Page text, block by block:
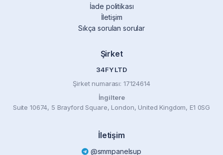
İade politikası
İletişim
Sıkça sorulan sorular
Şirket
34FY LTD
Şirket numarası: 17124614
İngiltere
Suite 10674, 5 Brayford Square, London, United Kingdom, E1 0SG
İletişim
@smmpanelsup